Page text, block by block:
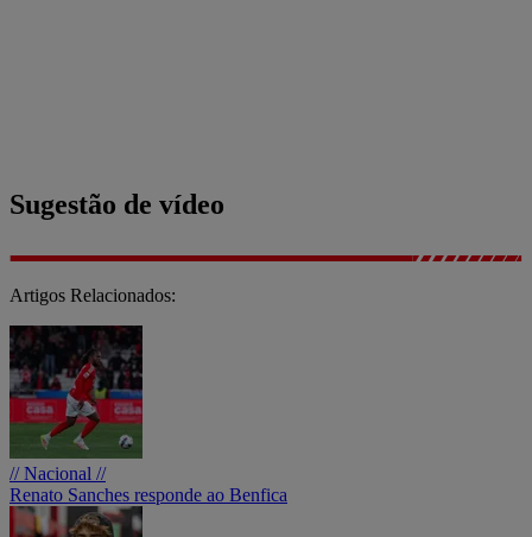
Sugestão de vídeo
Artigos Relacionados:
// Nacional //
Renato Sanches responde ao Benfica